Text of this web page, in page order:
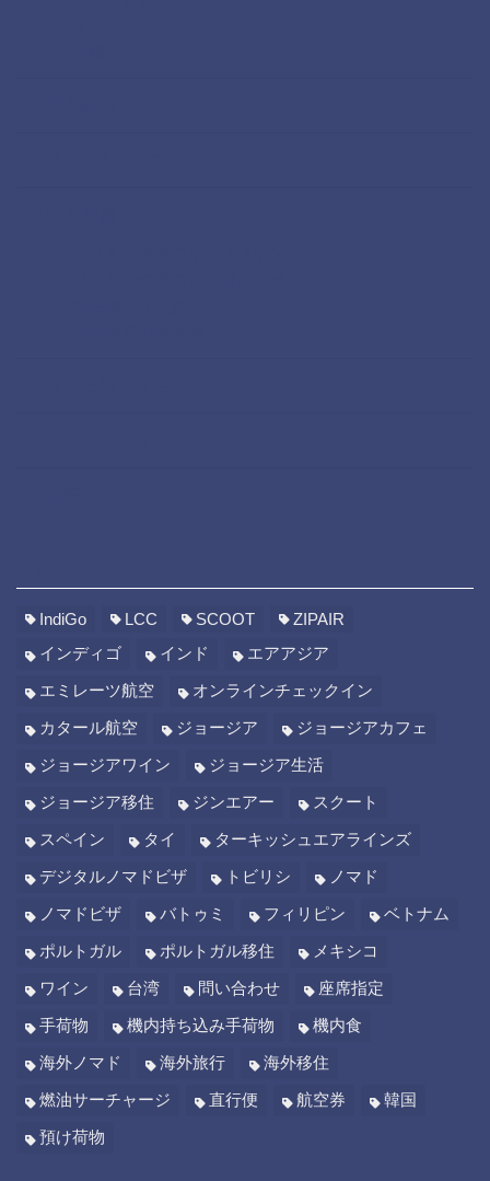
IndiGo LCC SCOOT
ZIPAIR
インディゴ
インド
エアアジア
エミレーツ航空
オンラインチェックイン
カタール航空
ジョージア
ジョージアカフェ
ジョージアワイン
ジョージア生活
ジョージア移住
ジンエアー
スクート
スペイン
タイ
ターキッシュエアラインズ
デジタルノマドビザ
トビリシ
ノマド
ノマドビザ
バトゥミ フィリピン
ベトナム
ポルトガル
ポルトガル移住
メキシコ
ワイン
台湾 問い合わせ
座席指定
手荷物
機内持ち込み手荷物
機内食
海外ノマド
海外旅行
海外移住
燃油サーチャージ
直行便 航空券
韓国
預け荷物